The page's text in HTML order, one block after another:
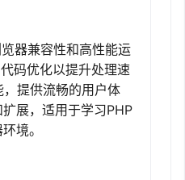
器兼容性和高性能运
码优化以提升处理速
提供流畅的用户体
展，适用于学习PHP
境。